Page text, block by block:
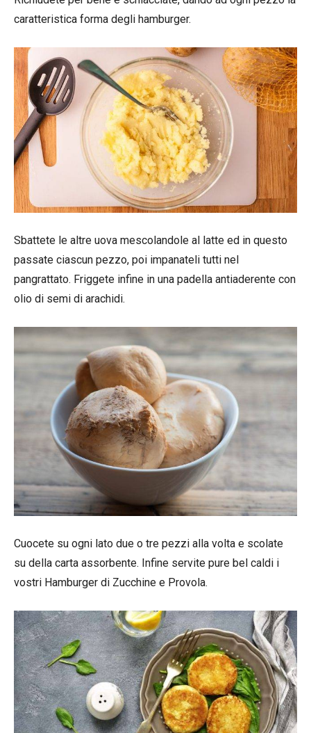
caratteristica forma degli hamburger.
Sbattete le altre uova mescolandole al latte ed in questo
passate ciascun pezzo, poi impanateli tutti nel
pangrattato. Friggete infine in una padella antiaderente con
olio di semi di arachidi.
Cuocete su ogni lato due o tre pezzi alla volta e scolate
su della carta assorbente. Infine servite pure bel caldi i
vostri Hamburger di Zucchine e Provola.